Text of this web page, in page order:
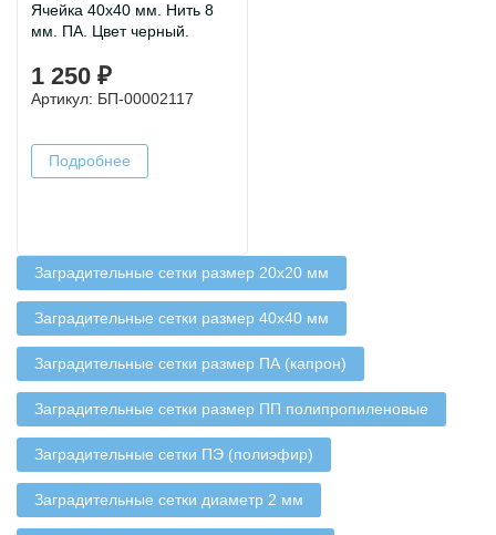
Ячейка 40х40 мм. Нить 8
мм. ПА. Цвет черный.
1 250 ₽
Артикул: БП-00002117
Подробнее
Заградительные сетки размер 20х20 мм
Заградительные сетки размер 40х40 мм
Заградительные сетки размер ПА (капрон)
Заградительные сетки размер ПП полипропиленовые
Заградительные сетки ПЭ (полиэфир)
Заградительные сетки диаметр 2 мм